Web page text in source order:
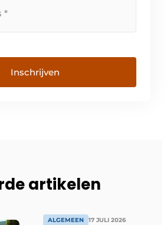
Inschrijven
artikelen
ALGEMEEN 17 JULI 2026